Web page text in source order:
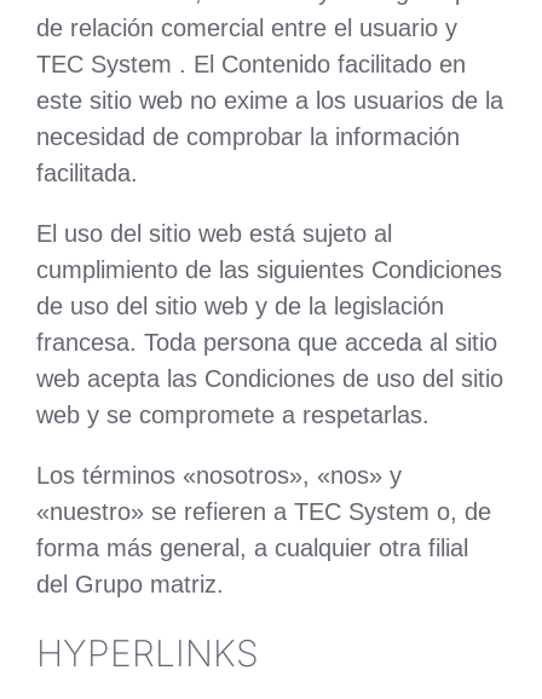
de relación comercial entre el usuario y
TEC System . El Contenido facilitado en
este sitio web no exime a los usuarios de la
necesidad de comprobar la información
facilitada.
El uso del sitio web está sujeto al
cumplimiento de las siguientes Condiciones
de uso del sitio web y de la legislación
francesa. Toda persona que acceda al sitio
web acepta las Condiciones de uso del sitio
web y se compromete a respetarlas.
Los términos «nosotros», «nos» y
«nuestro» se refieren a TEC System o, de
forma más general, a cualquier otra filial
del Grupo matriz.
HYPERLINKS